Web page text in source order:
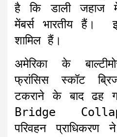
है कि डाली जहाज
मेंबर्स भारतीय हैं।
शामिल हैं।
अमेरिका के
फ्रांसिस स्कॉट
टकराने के बाद ढह
Bridge
परिवहन प्राधिकरण